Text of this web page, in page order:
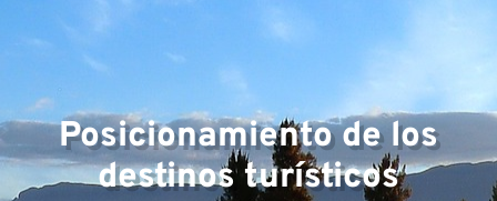
Posicionamiento de los
destinos turísticos